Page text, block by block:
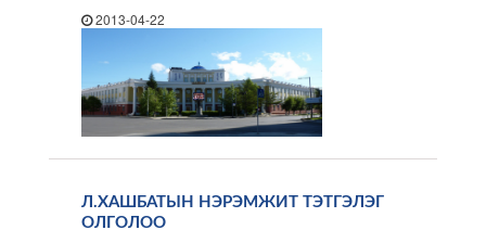
2013-04-22
Л.ХАШБАТЫН НЭРЭМЖИТ ТЭТГЭЛЭГ
ОЛГОЛОО